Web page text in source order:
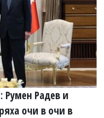
Румен Радев и
очи в очи в